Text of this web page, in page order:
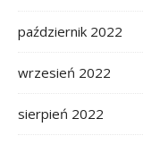
październik 2022
wrzesień 2022
sierpień 2022